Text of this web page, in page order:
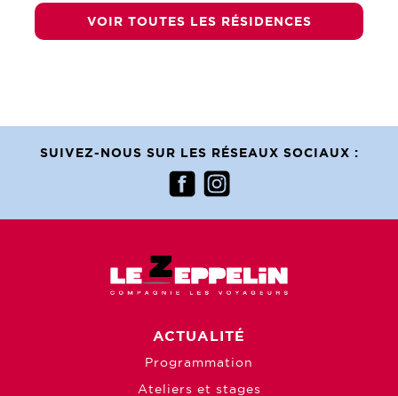
VOIR TOUTES LES RÉSIDENCES
SUIVEZ-NOUS SUR LES RÉSEAUX SOCIAUX :
ACTUALITÉ
Programmation
Ateliers et stages